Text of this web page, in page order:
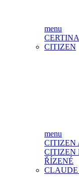
menu
CITIZEN
menu
CITIZEN
CITIZEN
ŘÍZENÉ